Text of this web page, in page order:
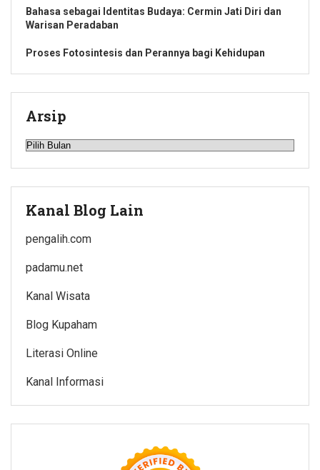
Bahasa sebagai Identitas Budaya: Cermin Jati Diri dan
Warisan Peradaban
Proses Fotosintesis dan Perannya bagi Kehidupan
Arsip
Arsip
Kanal Blog Lain
pengalih.com
padamu.net
Kanal Wisata
Blog Kupaham
Literasi Online
Kanal Informasi